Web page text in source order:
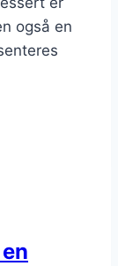
også en